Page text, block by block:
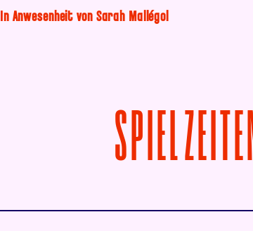
In Anwesenheit von Sarah Mallégol